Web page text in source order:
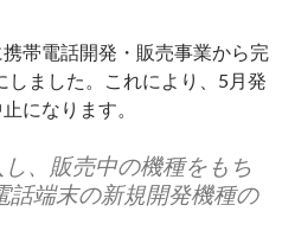
帯電話開発・販売事業から完
ました。これにより、5月発
になります。
、販売中の機種をもち
話端末の新規開発機種の